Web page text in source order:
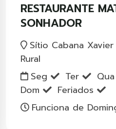
RESTAURANTE
SONHADOR
Sítio Cabana
Rural
Seg
Ter Qua
Dom
Feriados
Funciona de